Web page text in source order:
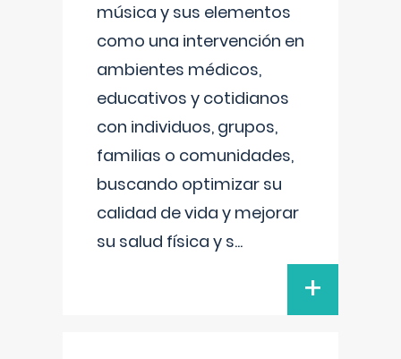
música y sus elementos
como una intervención en
ambientes médicos,
educativos y cotidianos
con individuos, grupos,
familias o comunidades,
buscando optimizar su
calidad de vida y mejorar
su salud física y s...
+